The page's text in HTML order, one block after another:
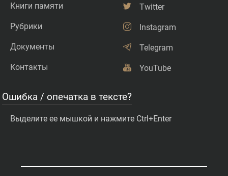
Книги памяти
Рубрики
Документы
Контакты
Twitter
Instagram
Telegram
YouTube
Ошибка / опечатка в тексте?
Выделите ее мышкой и нажмите Ctrl+Enter